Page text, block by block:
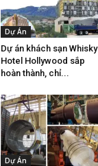
Dự Án
Dự án khách sạn Whisky
Hotel Hollywood sắp
hoàn thành, chỉ...
Dự Án